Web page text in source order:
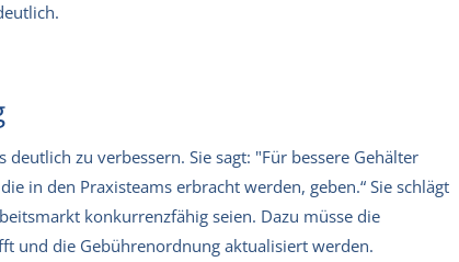
zu verbessern. Sie sagt: "Für bessere Gehälter
in den Praxisteams erbracht werden, geben.“ Sie schlägt
konkurrenzfähig seien. Dazu müsse die
und die Gebührenordnung aktualisiert werden.